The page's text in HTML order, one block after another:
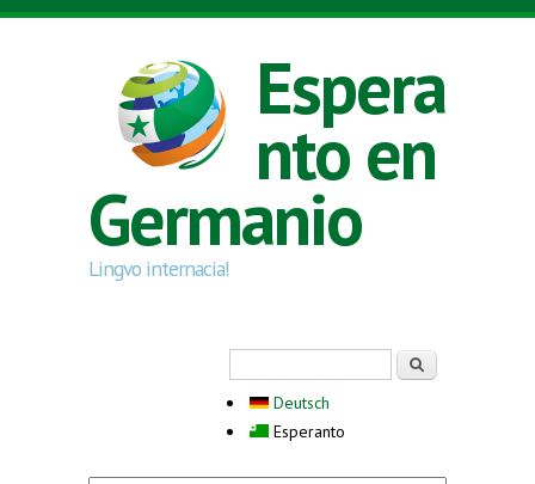
Skip to main content
Espera
nto en
Germanio
Lingvo internacia!
Deutsch
Esperanto